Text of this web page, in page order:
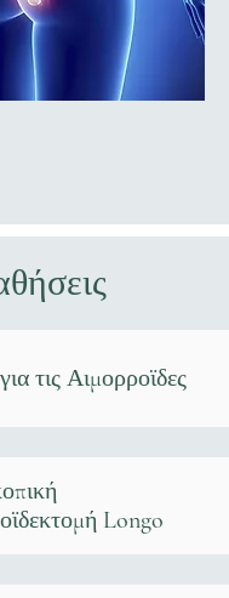
τις Αιμορροϊδες
Longo